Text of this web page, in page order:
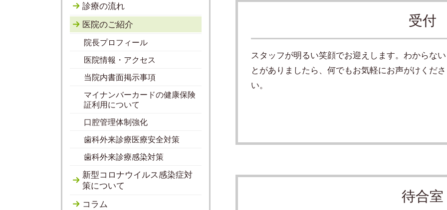
受付
スタッフが明るい笑顔でお迎えします。わからな
とがありましたら、何でもお気軽にお声がけくださ
い。
待合室
診療の流れ
医院のご紹介
院長プロフィール
医院情報・アクセス
当院内書面掲示事項
マイナンバーカードの健康保険
証利用について
口腔管理体制強化
歯科外来診療医療安全対策
歯科外来診療感染対策
新型コロナウイルス感染症対
策について
コラム